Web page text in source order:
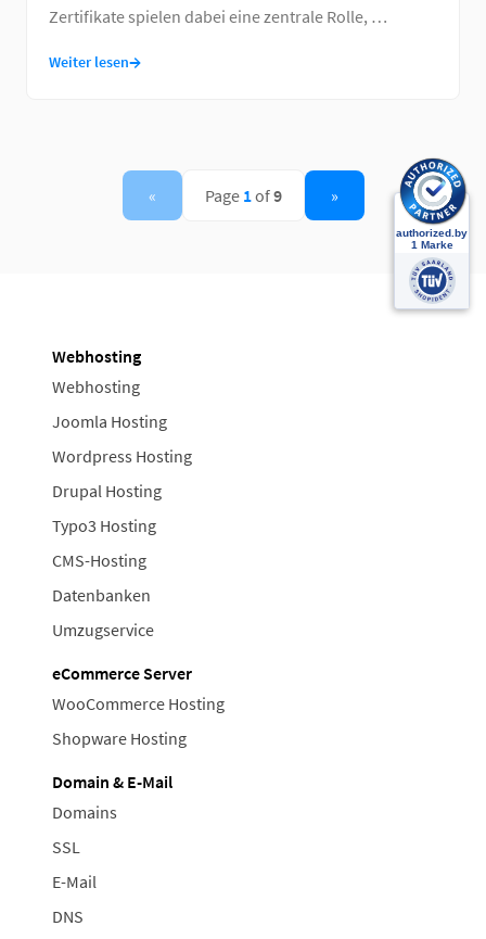
Zertifikate spielen dabei eine zentrale Rolle, …
Weiter lesen→
« Page 1of9 »
Webhosting
Webhosting
Joomla Hosting
Wordpress Hosting
Drupal Hosting
Typo3 Hosting
CMS-Hosting
Datenbanken
Umzugservice
eCommerce Server
WooCommerce Hosting
Shopware Hosting
Domain & E-Mail
Domains
SSL
E-Mail
DNS